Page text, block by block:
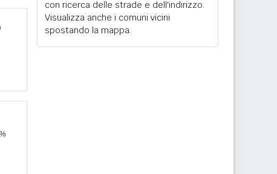
con ricerca delle strade e dell'indirizzo.
Visualizza anche i comuni vicini
spostando la mappa.